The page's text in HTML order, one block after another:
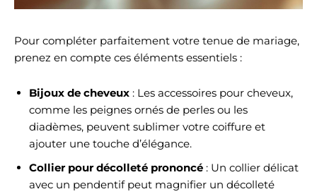
Pour compléter parfaitement votre tenue de mariage,
prenez en compte ces éléments essentiels :
Bijoux de cheveux : Les accessoires pour cheveux,
comme les peignes ornés de perles ou les
diadèmes, peuvent sublimer votre coiffure et
ajouter une touche d’élégance.
Collier pour décolleté prononcé : Un collier délicat
avec un pendentif peut magnifier un décolleté